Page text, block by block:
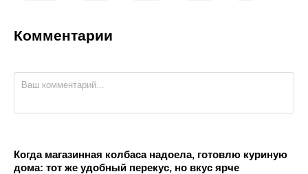
Комментарии
Когда магазинная колбаса надоела, готовлю куриную
дома: тот же удобный перекус, но вкус ярче